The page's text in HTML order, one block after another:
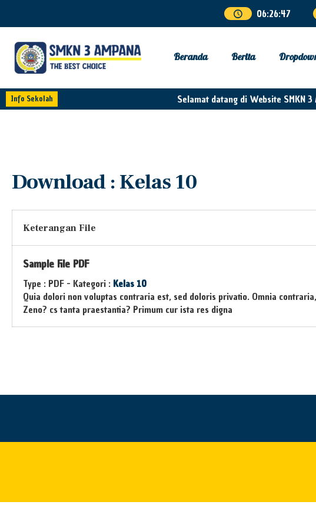
06:26:47
Beranda Berita
Info Sekolah Selamat datang di Website SMKN 3
Download : Kelas 10
Keterangan File
Sample File PDF
Type : PDF - Kategori : Kelas 10
Quia dolori non voluptas contraria est, sed doloris privatio. Omnia
Zeno? cs tanta praestantia? Primum cur ista res digna